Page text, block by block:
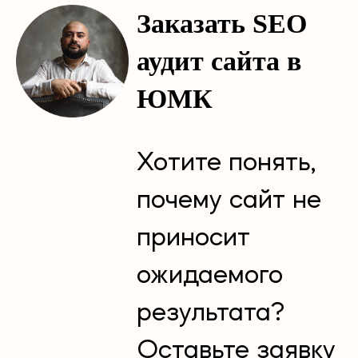
Заказать SEO
аудит сайта в
ЮМК
Хотите понять,
почему сайт не
приносит
ожидаемого
результата?
Оставьте заявку